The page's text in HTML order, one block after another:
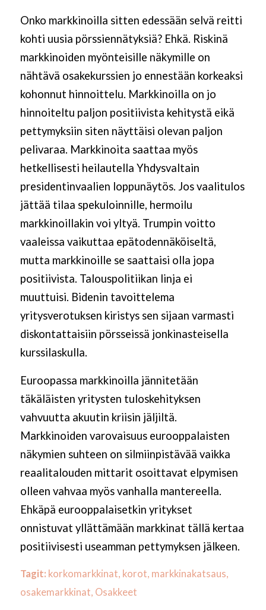
Onko markkinoilla sitten edessään selvä reitti
kohti uusia pörssiennätyksiä? Ehkä. Riskinä
markkinoiden myönteisille näkymille on
nähtävä osakekurssien jo ennestään korkeaksi
kohonnut hinnoittelu. Markkinoilla on jo
hinnoiteltu paljon positiivista kehitystä eikä
pettymyksiin siten näyttäisi olevan paljon
pelivaraa. Markkinoita saattaa myös
hetkellisesti heilautella Yhdysvaltain
presidentinvaalien loppunäytös. Jos vaalitulos
jättää tilaa spekuloinnille, hermoilu
markkinoillakin voi yltyä. Trumpin voitto
vaaleissa vaikuttaa epätodennäköiseltä,
mutta markkinoille se saattaisi olla jopa
positiivista. Talouspolitiikan linja ei
muuttuisi. Bidenin tavoittelema
yritysverotuksen kiristys sen sijaan varmasti
diskontattaisiin pörsseissä jonkinasteisella
kurssilaskulla.
Euroopassa markkinoilla jännitetään
täkäläisten yritysten tuloskehityksen
vahvuutta akuutin kriisin jäljiltä.
Markkinoiden varovaisuus eurooppalaisten
näkymien suhteen on silmiinpistävää vaikka
reaalitalouden mittarit osoittavat elpymisen
olleen vahvaa myös vanhalla mantereella.
Ehkäpä eurooppalaisetkin yritykset
onnistuvat yllättämään markkinat tällä kertaa
positiivisesti useamman pettymyksen jälkeen.
Tagit: korkomarkkinat, korot, markkinakatsaus,
osakemarkkinat, Osakkeet